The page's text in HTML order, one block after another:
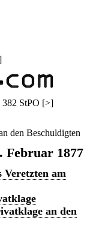
382 StPO [>]
den Beschuldigten
Februar 1877
Veretzten am
an den